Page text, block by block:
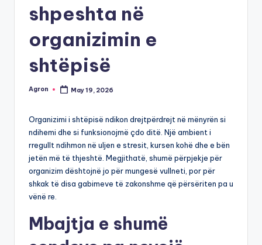
shpeshta në
organizimin e
shtëpisë
Posted
Agron May 19, 2026
Organizimi i shtëpisë ndikon drejtpërdrejt në mënyrën si
ndihemi dhe si funksionojmë çdo ditë. Një ambient i
rregullt ndihmon në uljen e stresit, kursen kohë dhe e bën
jetën më të thjeshtë. Megjithatë, shumë përpjekje për
organizim dështojnë jo për mungesë vullneti, por për
shkak të disa gabimeve të zakonshme që përsëriten pa u
vënë re.
Mbajtja e shumë